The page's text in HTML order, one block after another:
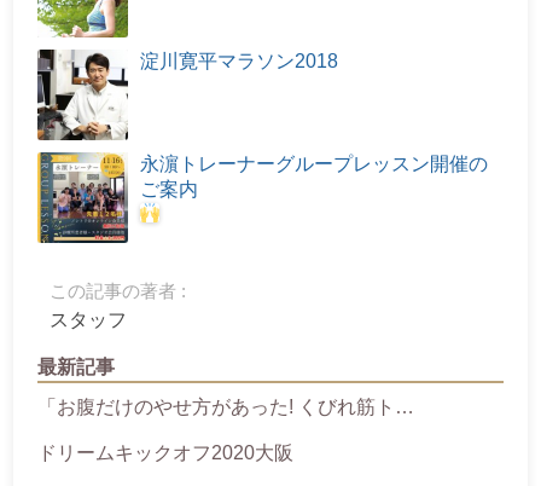
淀川寛平マラソン2018
永濵トレーナーグループレッスン開催の
ご案内
この記事の著者 :
スタッフ
最新記事
「お腹だけのやせ方があった! くびれ筋ト…
ドリームキックオフ2020大阪